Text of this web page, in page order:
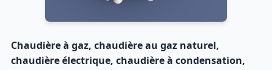
Chaudière à gaz, chaudière au gaz naturel,
chaudière électrique, chaudière à condensation,